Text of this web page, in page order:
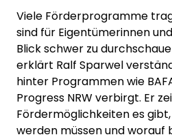
Viele Förderprogramme
sind für Eigentümerinnen
Blick schwer zu
erklärt Ralf Sparwel
hinter Programmen wie
Progress NRW verbirgt. Er
Fördermöglichkeiten es
werden müssen und worauf